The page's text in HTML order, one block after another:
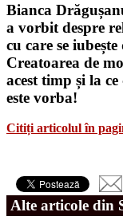
Bianca
a vorbit despre
cu care se
Creatoarea de
acest timp și la
este vorba!
Citiți articolul în
Alte articole din